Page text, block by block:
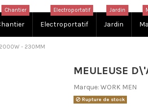
Chantier
Electroportatif
Electroportatif
Jardin
Jardin
2000W - 230MM
MEULEUSE
Marque: WORK MEN
Rupture de stock